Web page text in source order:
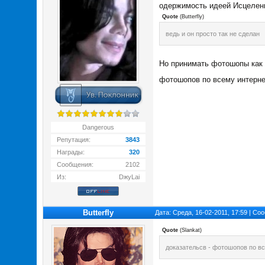
Dangerous
Репутация:
3843
Награды:
320
Сообщения:
2102
Из:
DжуLai
одержимость идеей
Quote (Butterfly)
ведь и он просто так не сделан
Но принимать фотошопы
фотошопов по всему
Butterfly Дата: Среда, 16-02-2011, 17:59 |
Quote (Slankat)
доказательсв - фотошопов по